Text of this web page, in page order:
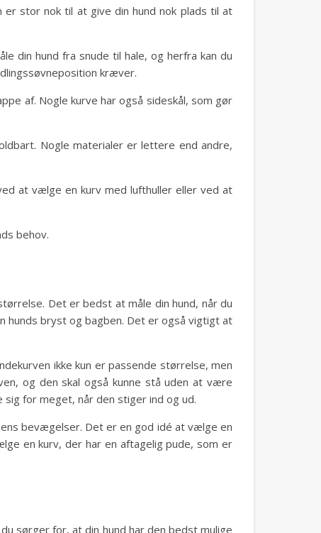
stor nok til at give din hund nok plads til at
din hund fra snude til hale, og herfra kan du
kræver.
af. Nogle kurve har også sideskål, som gør
Nogle materialer er lettere end andre,
at vælge en kurv med lufthuller eller ved at
behov.
Det er bedst at måle din hund, når du
hunds bryst og bagben. Det er også vigtigt at
ikke kun er passende størrelse, men
og den skal også kunne stå uden at være
for meget, når den stiger ind og ud.
bevægelser. Det er en god idé at vælge en
en kurv, der har en aftagelig pude, som er
sørger for, at din hund har den bedst mulige